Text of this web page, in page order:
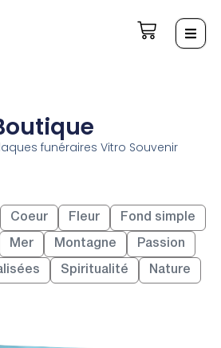
funéraires Vitro Souvenir
Coeur Fleur Fond simple
Mer Montagne Passion
Spiritualité Nature